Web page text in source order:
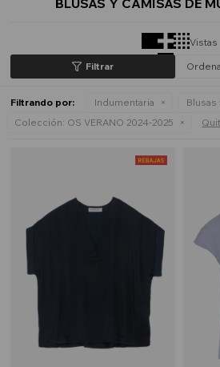
BLUSAS Y CAMISAS DE
Vistas
Filtrando por: Indumentaria
Blusas
Colección: OS VERANO 2024-2025